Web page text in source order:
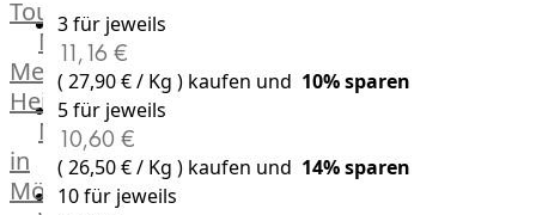
Dry
Aging
Schrank
Bücher
Poster
Tour
Männer
Metzger
Heinsberg
Markthalle
in
Mönchengladbach
3 für jeweils
11,16 €
( 27,90 € / Kg ) kaufen und 10% sparen
5 für jeweils
10,60 €
( 26,50 € / Kg ) kaufen und 14% sparen
10 für jeweils